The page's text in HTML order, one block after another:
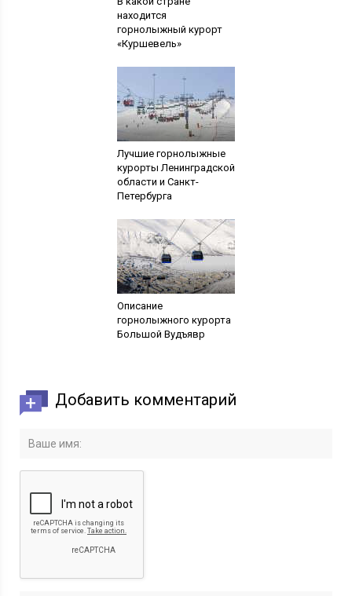
находится
горнолыжный курорт
«Куршевель»
Лучшие горнолыжные
курорты Ленинградской
области и Санкт-
Петербурга
Описание
горнолыжного курорта
Большой Вудъявр
Добавить комментарий